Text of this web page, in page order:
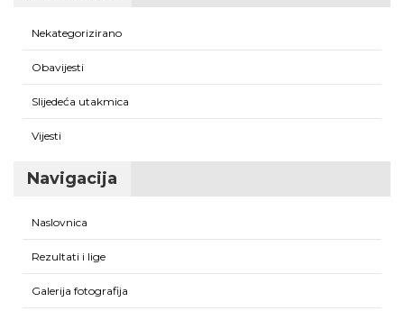
Nekategorizirano
Obavijesti
Slijedeća utakmica
Vijesti
Navigacija
Naslovnica
Rezultati i lige
Galerija fotografija